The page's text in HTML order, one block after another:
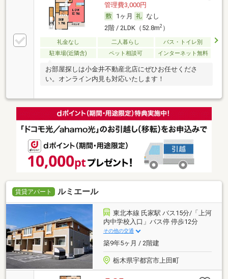
管理費3,000円
1ヶ月
なし
2階 / 2LDK（52.8m2）
礼金なし 二人暮らし
バス・トイレ別
駐車場(近隣含)
ペット相談可 インターネット無料
お部屋探しは小金井不動産北店にぜひお任せくださ
い。オンライン内見も対応いたします！
賃貸アパート ルミエール
東北本線 氏家駅 バス15分/「上河
内中学校入口」バス停 停歩12分
その他の交通
築9年5ヶ月 / 2階建
栃木県宇都宮市上田町